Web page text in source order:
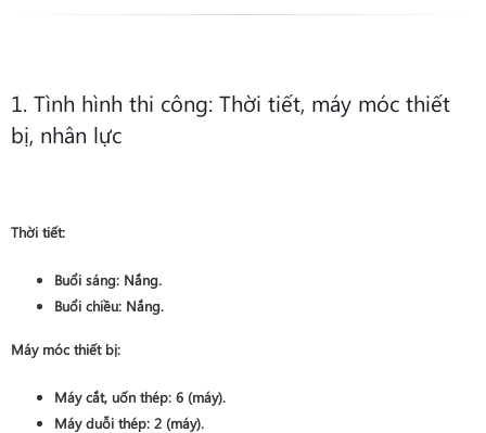
1. Tình hình thi công: Thời tiết, máy móc thiết
bị, nhân lực
Thời tiết:
Buổi sáng: Nắng.
Buổi chiều: Nắng.
Máy móc thiết bị:
Máy cắt, uốn thép: 6 (máy).
Máy duỗi thép: 2 (máy).